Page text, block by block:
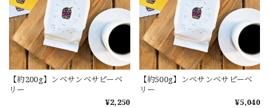
【約200g】ンベサンベサピーベ
リー
¥2,250
【約500g】ンベサンベサピーベ
リー
¥5,040